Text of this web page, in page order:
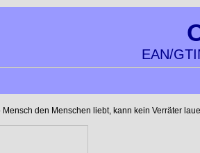
EAN/
den Menschen liebt, kann kein Verräter